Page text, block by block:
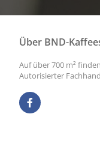
Über BND-
Auf über 700 m²
Autorisierter